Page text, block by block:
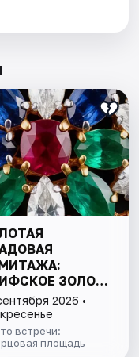
ЗОЛОТО
2026 •
встречи:
площадь